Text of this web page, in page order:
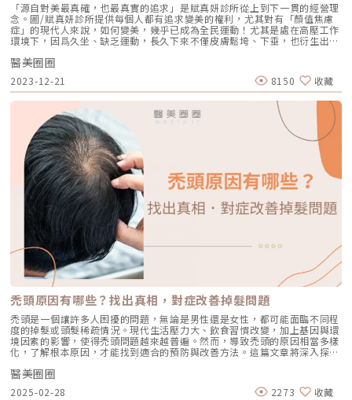
「源自對美最真確，也最真實的追求」是賦真妍診所從上到下一貫的經營理
念。圖/賦真妍診所提供每個人都有追求變美的權利，尤其對有「顏值焦慮
症」的現代人來說，如何變美，幾乎已成為全民運動！尤其是處在高壓工作
環境下，因爲久坐、缺乏運動，長久下來不僅皮膚鬆垮、下垂，也衍生出體
態與健康問題。賦真妍皮膚專科診所陳建名院長認為，把健康放在美之前，
是他一貫的原則；而先求不傷身體，再求有效，從「心」幫客戶找回自我認
同感，這才是他認定的美！女人就要愛自己！從「心」找回自信感標榜最懂
女人心，堅持親身試「妍」的賦真妍皮膚專科診所，擁有從臉部到身體的完
整客製化療程，用心為每一位追求美的客人，打造無微不至的量身美學。
圖/賦真妍診所提供21世紀醫美當道，以小編身旁的同事、朋友為例，舉凡
臉鬆弛、法令紋、木偶紋、身體肥胖、甚至肌肉鬆垮、肌耐力不足…等問
題，大家都期待能找到快速、有效的方式解決這些問題。拜醫療科技所賜，
醫美的確能幫助很多人實現變美的期待，陳建名院長分析目前最夯的醫美趨
勢，不外是臉部拉提、肌膚改善，還有Fit美力崛起所帶動的體雕熱潮等。各
種醫美設備也不斷推陳出新，來解決消費者的痛點。「女人一定要愛自
己！」陳建名院長發自內心的感慨著。執醫多年，他發現很多消費者之所以
想要變美，是因為對自己的外表不自信！家庭主婦怕自己變黃臉婆，上班族
希望調整外貌讓自比變得更自信，50+的熟齡族怕自己比同齡的人看起來更
老…讓這群人先從皮囊上找出自己的自信點，進一步讓心理層面更加有自
信，這也是賦真妍成立的初衷。希望在不斷進化的醫美潮流中，落實「源自
對美最真確，也最真實的追求」理念。專業，是建立在良心的基礎上！給客
戶最適合的才是王道院長陳建名認為專業要建立在良心的基礎上，而不是把
客戶當搖錢樹。圖/賦真妍診所提供在分享自己的初衷時，最讓小編訝異
的，是陳建名院長直白剖析醫美界少部分的陋習：把客戶當搖錢樹，不是給
客戶最適合的，而是給最貴的！「不是每個醫生都有良心的」，陳建名院長
就遇過有些客人，明明只是一些小問題，譬如單純皮膚鬆弛造成的臉部下
垂，評估只需做音波就能解決大部分問題，但不肖診所可能會一次端出組合
套餐，例如電、音波療程之外同時加上臉部埋線、針劑注射…等，夯不郎當
花了30多萬，結果效果也不好，導致臉部線條凹凸不平整，皮膚變薄，甚至
脂肪過度消溶…等問題產生。診所開立3年來，陳建名院長喜歡跟客人互
動、溝通，更拒絕把客人當搖錢樹，期許創造一個和諧、值得信賴並讓客人
更了解賦真妍的服務空間。他對自我的要求也很高，同步也會要求所有工作
人員，「絕對專業，才不會過度承諾客人」，也不會造成客戶認知上的嚴重
落差，導致對診所的不信任。科技健身！雕塑曲線的不流汗運動要解決消費
者的痛點，各種先進的專業技術要到位，醫美設備也必須推陳出新，與時俱
進，賦真妍診所設計了多個專屬的療程空間，圖為鍛鍊盆底肌的EMSELLA
醫美圈圈
2023-12-21 8150 收藏
禿頭原因有哪些？找出真相，對症改善掉髮問題
禿頭是一個讓許多人困擾的問題，無論是男性還是女性，都可能面臨不同程
度的掉髮或頭髮稀疏情況。現代生活壓力大、飲食習慣改變，加上基因與環
境因素的影響，使得禿頭問題越來越普遍。然而，導致禿頭的原因相當多樣
化，了解根本原因，才能找到適合的預防與改善方法。這篇文章將深入探討
禿頭的常見成因，幫助你更清楚了解自身狀況，並提供相關的建議與解決方
案。讓我們一起來看看，影響頭髮健康的關鍵因素有哪些。什麼是禿頭？禿
頭是指頭髮異常脫落，導致頭皮局部或整體變得稀疏甚至光禿的現象。這種
情況可能因基因遺傳、荷爾蒙變化、壓力、飲食等多種因素造成。不同類型
醫美圈圈
2025-02-28 2273 收藏